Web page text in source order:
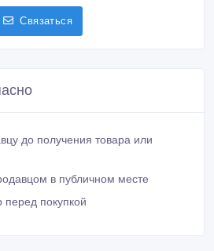
Связаться
до получения товара или
в публичном месте
перед покупкой